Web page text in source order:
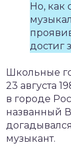
Но, как
достиг
Школьные
23 августа
в городе
названный
музыкант.